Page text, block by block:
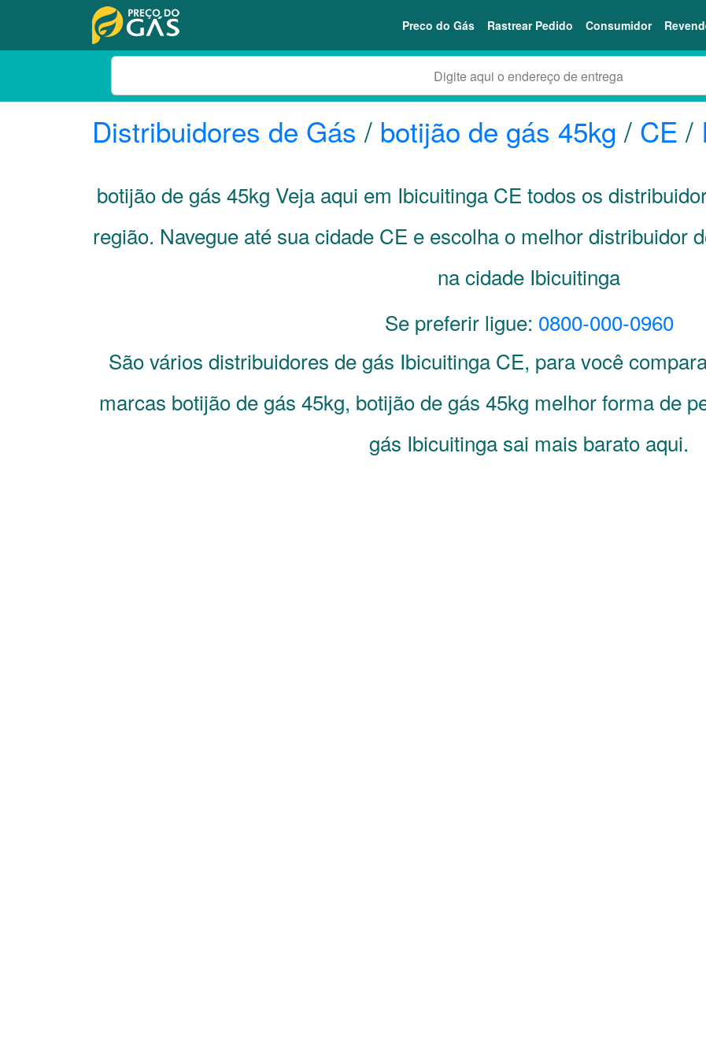
Preco do Gás Rastrear Pedido Consumidor
Distribuidores de Gás/ botijão de gás 45kg / CE /
botijão de gás 45kg Veja aqui em Ibicuitinga CE todos os
região. Navegue até sua cidade CE e escolha o melhor distribuidor
na cidade Ibicuitinga
Se preferir ligue: 0800-000-0960
São vários distribuidores de gás Ibicuitinga CE, para você
marcas botijão de gás 45kg, botijão de gás 45kg melhor forma de
gás Ibicuitinga sai mais barato aqui.